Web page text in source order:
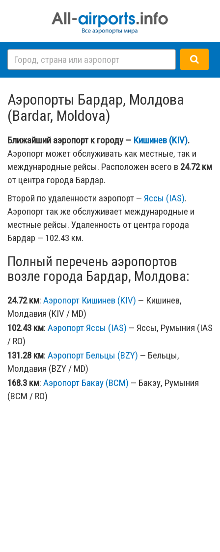
Аэропорты Бардар, Молдова
(Bardar, Moldova)
Ближайший аэропорт к городу — Кишинев (KIV).
Аэропорт может обслуживать как местные, так и
международные рейсы. Расположен всего в 24.72 км
от центра города Бардар.
Второй по удаленности аэропорт — Яссы (IAS).
Аэропорт так же обслуживает международные и
местные рейсы. Удаленность от центра города
Бардар — 102.43 км.
Полный перечень аэропортов
возле города Бардар, Молдова:
24.72 км: Аэропорт Кишинев (KIV) — Кишинев,
Молдавия (KIV / MD)
102.43 км: Аэропорт Яссы (IAS) — Яссы, Румыния (IAS
/ RO)
131.28 км: Аэропорт Бельцы (BZY) — Бельцы,
Молдавия (BZY / MD)
168.3 км: Аэропорт Бакау (BCM) — Бакэу, Румыния
(BCM / RO)